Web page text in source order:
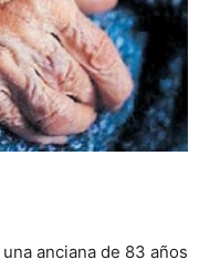
anciana de 83 años